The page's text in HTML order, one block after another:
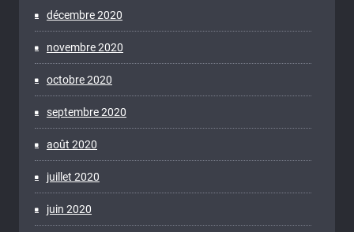
décembre 2020
novembre 2020
octobre 2020
septembre 2020
août 2020
juillet 2020
juin 2020